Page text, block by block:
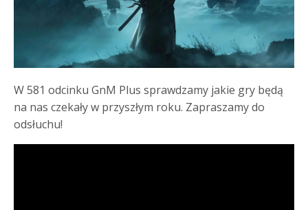
W 581 odcinku GnM Plus sprawdzamy jakie gry będą
na nas czekały w przyszłym roku. Zapraszamy do
odsłuchu!